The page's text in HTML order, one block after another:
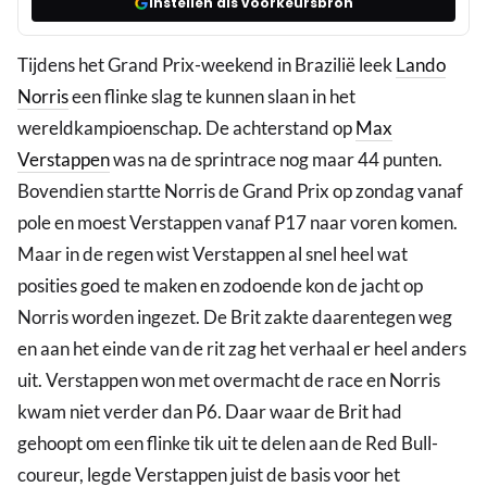
Tijdens het Grand Prix-weekend in Brazilië leekLando
Norriseen flinke slag te kunnen slaan in het
wereldkampioenschap. De achterstand opMax
Verstappenwas na de sprintrace nog maar 44 punten.
Bovendien startte Norris de Grand Prix op zondag vanaf
pole en moest Verstappen vanaf P17 naar voren komen.
Maar in de regen wist Verstappen al snel heel wat
posities goed te maken en zodoende kon de jacht op
Norris worden ingezet. De Brit zakte daarentegen weg
en aan het einde van de rit zag het verhaal er heel anders
uit. Verstappen won met overmacht de race en Norris
kwam niet verder dan P6. Daar waar de Brit had
gehoopt om een flinke tik uit te delen aan de Red Bull-
coureur, legde Verstappen juist de basis voor het